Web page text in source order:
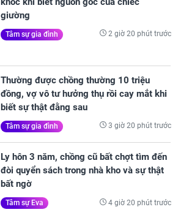
giường
Tâm sự gia đình 2 giờ 20 phút trước
Thường được chồng thường 10 triệu
đồng, vợ vô tư hưởng thụ rồi cay mắt khi
biết sự thật đằng sau
Tâm sự gia đình 3 giờ 20 phút trước
Ly hôn 3 năm, chồng cũ bất chợt tìm đến
đòi quyển sách trong nhà kho và sự thật
bất ngờ
Tâm sự Eva 4 giờ 20 phút trước